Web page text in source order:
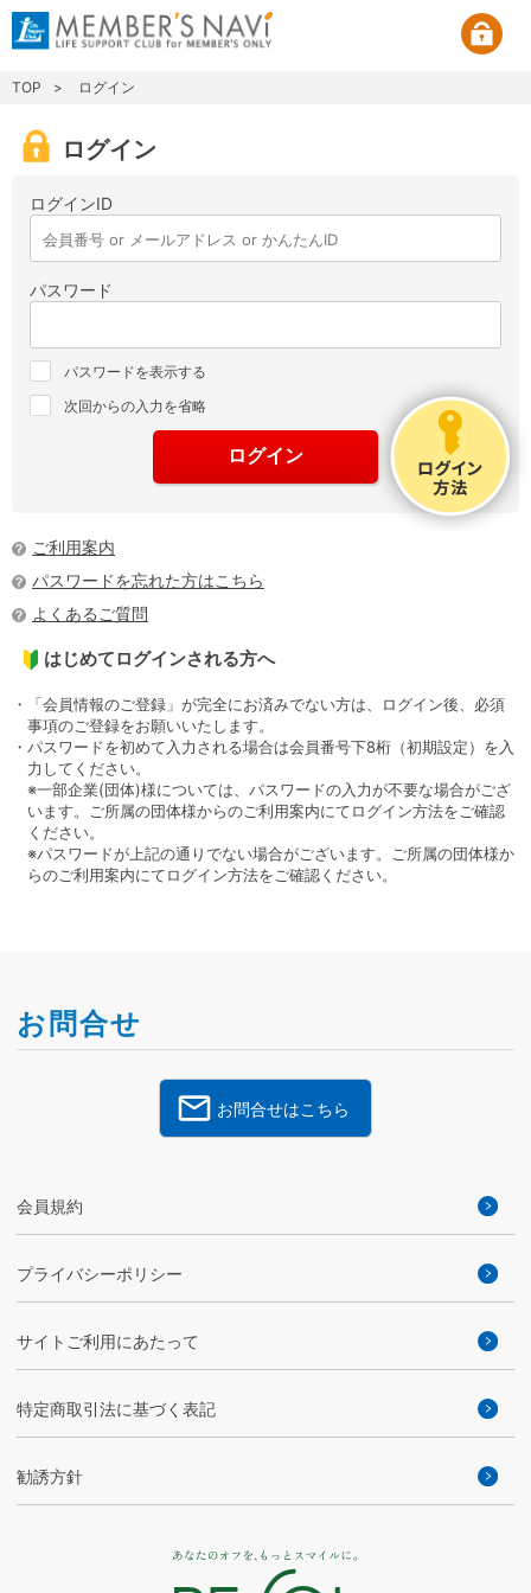
TOP ログイン
ログイン
ログインID
パスワード
パスワードを表示する
次回からの入力を省略
ご利用案内
パスワードを忘れた方はこちら
よくあるご質問
はじめてログインされる方へ
・「会員情報のご登録」が完全にお済みでない方は、ログイン後、必須
事項のご登録をお願いいたします。
・パスワードを初めて入力される場合は会員番号下8桁（初期設定）を入
力してください。
※一部企業(団体)様については、パスワードの入力が不要な場合がござ
います。ご所属の団体様からのご利用案内にてログイン方法をご確認
ください。
※パスワードが上記の通りでない場合がございます。ご所属の団体様か
らのご利用案内にてログイン方法をご確認ください。
お問合せ
お問合せはこちら
会員規約
プライバシーポリシー
サイトご利用にあたって
特定商取引法に基づく表記
勧誘方針